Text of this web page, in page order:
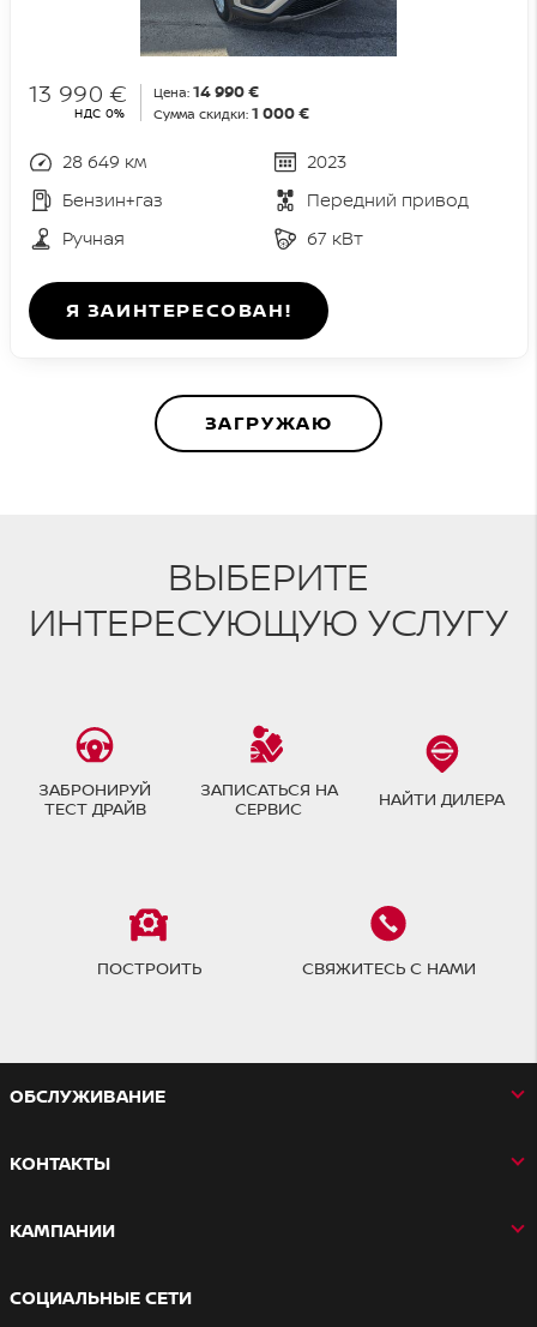
13 990 €
НДС 0%
Цена: 14 990 €
Сумма скидки: 1 000 €
28 649 км
2023
Бензин+газ
Передний привод
Ручная
67 кВт
Я ЗАИНТЕРЕСОВАН!
ЗАГРУЖАЮ
ВЫБЕРИТЕ
ИНТЕРЕСУЮЩУЮ УСЛУГУ
ЗАБРОНИРУЙ
ТЕСТ ДРАЙВ
ЗАПИСАТЬСЯ НА
СЕРВИС
НАЙТИ ДИЛЕРА
ПОСТРОИТЬ СВЯЖИТЕСЬ С НАМИ
OБСЛУЖИВАНИЕ
КОНТАКТЫ
КАМПАНИИ
СОЦИАЛЬНЫЕ СЕТИ